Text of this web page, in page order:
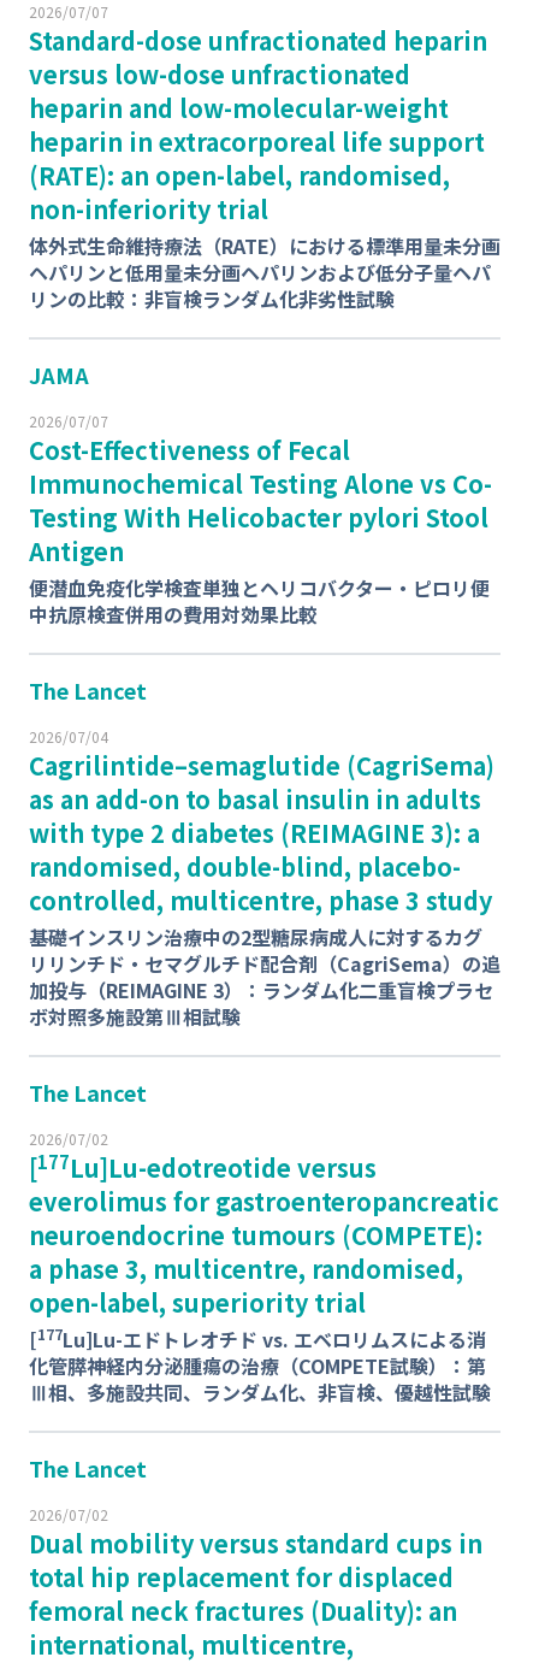
2026/07/07
Standard-dose unfractionated heparin
versus low-dose unfractionated
heparin and low-molecular-weight
heparin in extracorporeal life support
(RATE): an open-label, randomised,
non-inferiority trial
体外式生命維持療法（RATE）における標準用量未分画
ヘパリンと低用量未分画ヘパリンおよび低分子量ヘパ
リンの比較：非盲検ランダム化非劣性試験
JAMA
2026/07/07
Cost-Effectiveness of Fecal
Immunochemical Testing Alone vs Co-
Testing With Helicobacter pylori Stool
Antigen
便潜血免疫化学検査単独とヘリコバクター・ピロリ便
中抗原検査併用の費用対効果比較
The Lancet
2026/07/04
Cagrilintide–semaglutide (CagriSema)
as an add-on to basal insulin in adults
with type 2 diabetes (REIMAGINE 3): a
randomised, double-blind, placebo-
controlled, multicentre, phase 3 study
基礎インスリン治療中の2型糖尿病成人に対するカグ
リリンチド・セマグルチド配合剤（CagriSema）の追
加投与（REIMAGINE 3）：ランダム化二重盲検プラセ
ボ対照多施設第Ⅲ相試験
The Lancet
2026/07/02
[177Lu]Lu-edotreotide versus
everolimus for gastroenteropancreatic
neuroendocrine tumours (COMPETE):
a phase 3, multicentre, randomised,
open-label, superiority trial
[177Lu]Lu-エドトレオチド vs. エベロリムスによる消
化管膵神経内分泌腫瘍の治療（COMPETE試験）：第
Ⅲ相、多施設共同、ランダム化、非盲検、優越性試験
The Lancet
2026/07/02
Dual mobility versus standard cups in
total hip replacement for displaced
femoral neck fractures (Duality): an
international, multicentre,